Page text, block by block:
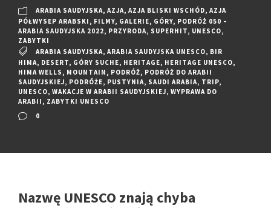
ARABIA SAUDYJSKA, AZJA, AZJA BLISKI WSCHÓD, AZJA
PÓŁWYSEP ARABSKI , FILMY, GALERIE, GÓRY, PODRÓŻ 050 –
ARABIA SAUDYJSKA 2022, PRZYRODA, SUPERHIT, UNESCO,
ZABYTKI
ARABIA SAUDYJSKA, ARABIA SAUDYJSKA UNESCO, BIR
HIMA, DESERT, GÓRY SUCHE, HERITAGE, HERITAGE UNESCO,
HIMA WELLS , MOUNTAIN , PODRÓŻ, PODRÓŻ DO ARABII
SAUDYJSKIEJ, PODRÓŻE, PUSTYNIA, SAUDI ARABIA, TRIP,
UNESCO, WAKACJE W ARABII SAUDYJSKIEJ, WYPRAWA DO
ARABII , ZABYTKI UNESCO
0
Nazwę UNESCO znają chyba